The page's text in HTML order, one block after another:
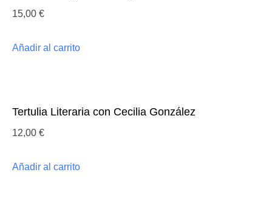
15,00 €
Añadir al carrito
Tertulia Literaria con Cecilia González
12,00 €
Añadir al carrito